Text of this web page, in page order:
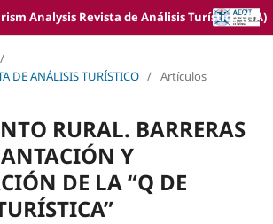
Analysis Revista de Análisis Turístico (JTA)
/
DE ANÁLISIS TURÍSTICO / Artículos
RURAL. BARRERAS
Y
DE LA “Q DE